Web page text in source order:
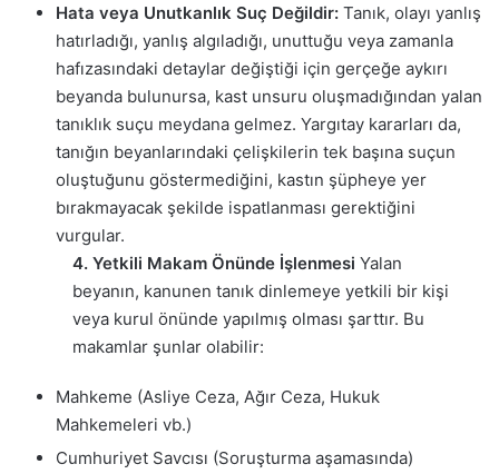
Hata veya Unutkanlık Suç Değildir: Tanık, olayı yanlış
hatırladığı, yanlış algıladığı, unuttuğu veya zamanla
hafızasındaki detaylar değiştiği için gerçeğe aykırı
beyanda bulunursa, kast unsuru oluşmadığından yalan
tanıklık suçu meydana gelmez. Yargıtay kararları da,
tanığın beyanlarındaki çelişkilerin tek başına suçun
oluştuğunu göstermediğini, kastın şüpheye yer
bırakmayacak şekilde ispatlanması gerektiğini
vurgular.
4. Yetkili Makam Önünde İşlenmesi Yalan
beyanın, kanunen tanık dinlemeye yetkili bir kişi
veya kurul önünde yapılmış olması şarttır. Bu
makamlar şunlar olabilir:
Mahkeme (Asliye Ceza, Ağır Ceza, Hukuk
Mahkemeleri vb.)
Cumhuriyet Savcısı (Soruşturma aşamasında)